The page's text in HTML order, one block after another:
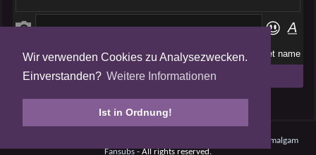
Wir verwenden Cookies zu Analysezwecken.
Einverstanden? Weitere Informationen
Ist in Ordnung!
Folge uns auf
Tweets by AmalgamFansubs
Amalgam
Fansubs- All rights reserved.